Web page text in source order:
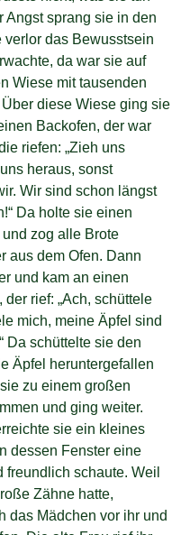
Angst sprang sie in den
verlor das Bewusstsein
da war sie auf
Wiese mit tausenden
diese Wiese ging sie
Backofen, der war
riefen: „Zieh uns
heraus, sonst
Wir sind schon längst
Da holte sie einen
zog alle Brote
aus dem Ofen. Dann
und kam an einen
der rief: „Ach, schüttele
mich, meine Äpfel sind
Da schüttelte sie den
Äpfel heruntergefallen
zu einem großen
und ging weiter.
sie ein kleines
dessen Fenster eine
freundlich schaute. Weil
Zähne hatte,
das Mädchen vor ihr und